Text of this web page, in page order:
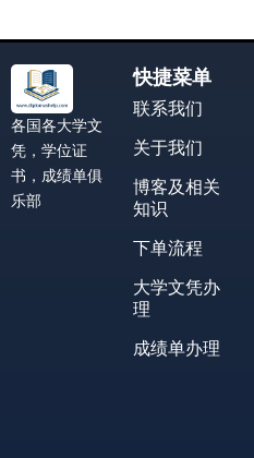
各国各大学文
凭，学位证
书，成绩单俱
乐部
快捷菜单
联系我们
关于我们
博客及相关
知识
下单流程
大学文凭办
理
成绩单办理